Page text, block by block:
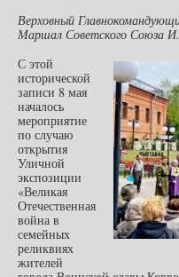
Верховный
Маршал Советского Союза
С этой
исторической
записи 8 мая
началось
мероприятие
по случаю
открытия
Уличной
экспозиции
«Великая
Отечественная
война в
семейных
реликвиях
жителей